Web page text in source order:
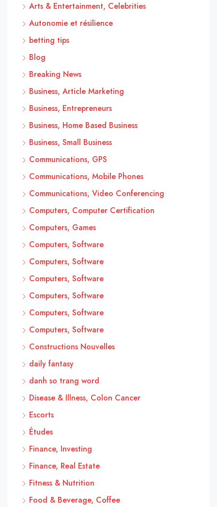
Arts & Entertainment, Celebrities
Autonomie et résilience
betting tips
Blog
Breaking News
Business, Article Marketing
Business, Entrepreneurs
Business, Home Based Business
Business, Small Business
Communications, GPS
Communications, Mobile Phones
Communications, Video Conferencing
Computers, Computer Certification
Computers, Games
Computers, Software
Computers, Software
Computers, Software
Computers, Software
Computers, Software
Computers, Software
Constructions Nouvelles
daily fantasy
danh so trang word
Disease & Illness, Colon Cancer
Escorts
Études
Finance, Investing
Finance, Real Estate
Fitness & Nutrition
Food & Beverage, Coffee